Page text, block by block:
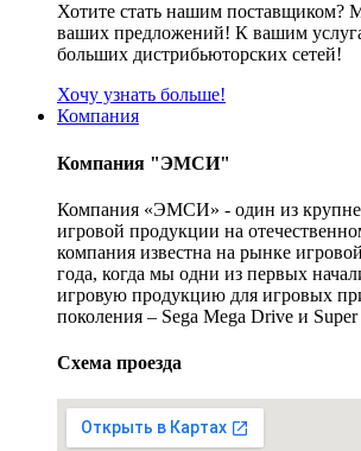
Хотите стать нашим поставщиком?
ваших предложений! К вашим
больших дистрибьюторских сетей!
Хочу узнать больше!
Компания
Компания "ЭМСИ"
Компания «ЭМСИ» - один из
игровой продукции на
компания известна на рынке
года, когда мы одни из первых
игровую продукцию для игровых
поколения – Sega Mega Drive и
Схема проезда